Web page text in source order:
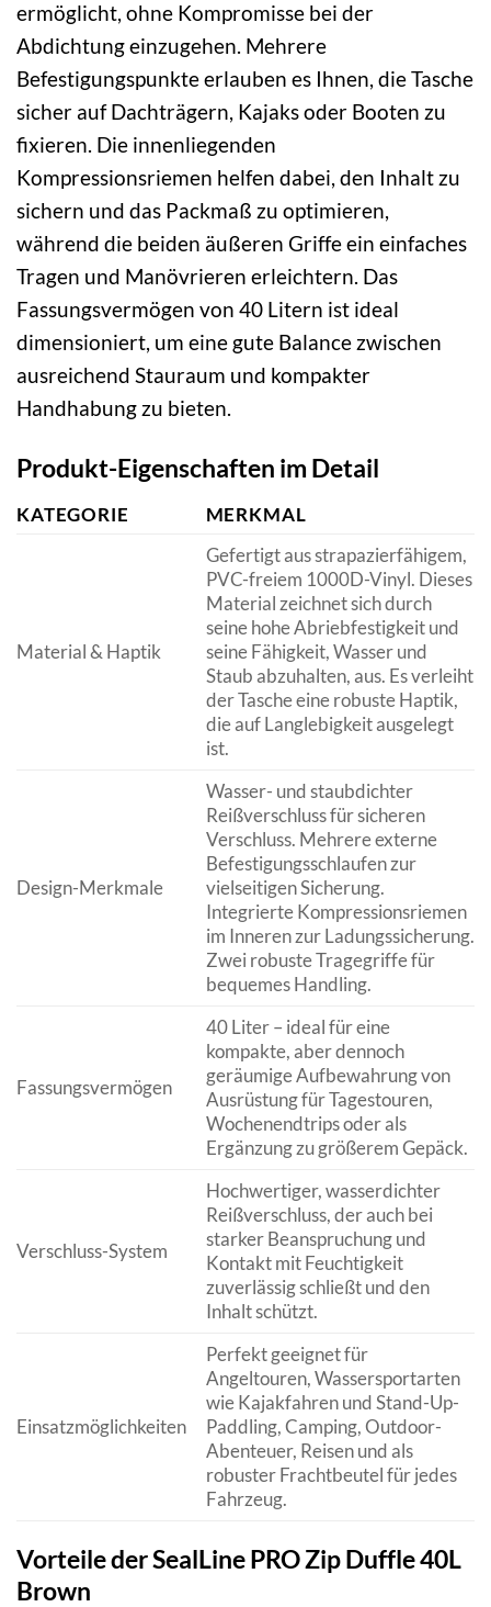
ermöglicht, ohne Kompromisse bei der
Abdichtung einzugehen. Mehrere
Befestigungspunkte erlauben es Ihnen, die Tasche
sicher auf Dachträgern, Kajaks oder Booten zu
fixieren. Die innenliegenden
Kompressionsriemen helfen dabei, den Inhalt zu
sichern und das Packmaß zu optimieren,
während die beiden äußeren Griffe ein einfaches
Tragen und Manövrieren erleichtern. Das
Fassungsvermögen von 40 Litern ist ideal
dimensioniert, um eine gute Balance zwischen
ausreichend Stauraum und kompakter
Handhabung zu bieten.
Produkt-Eigenschaften im Detail
KATEGORIE MERKMAL
Material & Haptik
Gefertigt aus strapazierfähigem,
PVC-freiem 1000D-Vinyl. Dieses
Material zeichnet sich durch
seine hohe Abriebfestigkeit und
seine Fähigkeit, Wasser und
Staub abzuhalten, aus. Es verleiht
der Tasche eine robuste Haptik,
die auf Langlebigkeit ausgelegt
ist.
Design-Merkmale
Wasser- und staubdichter
Reißverschluss für sicheren
Verschluss. Mehrere externe
Befestigungsschlaufen zur
vielseitigen Sicherung.
Integrierte Kompressionsriemen
im Inneren zur Ladungssicherung.
Zwei robuste Tragegriffe für
bequemes Handling.
Fassungsvermögen
40 Liter – ideal für eine
kompakte, aber dennoch
geräumige Aufbewahrung von
Ausrüstung für Tagestouren,
Wochenendtrips oder als
Ergänzung zu größerem Gepäck.
Verschluss-System
Hochwertiger, wasserdichter
Reißverschluss, der auch bei
starker Beanspruchung und
Kontakt mit Feuchtigkeit
zuverlässig schließt und den
Inhalt schützt.
Einsatzmöglichkeiten
Perfekt geeignet für
Angeltouren, Wassersportarten
wie Kajakfahren und Stand-Up-
Paddling, Camping, Outdoor-
Abenteuer, Reisen und als
robuster Frachtbeutel für jedes
Fahrzeug.
Vorteile der SealLine PRO Zip Duffle 40L
Brown